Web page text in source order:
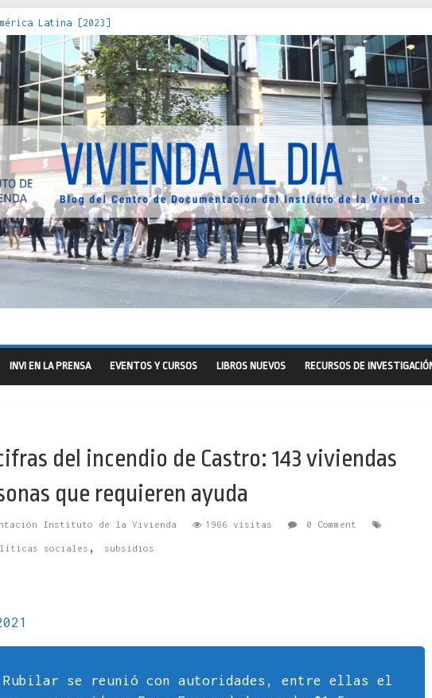
Latina [2023]
de los Estados : políticas, prácticas y representaciones [2022]
el acero : hacia una teoría crítica de las fronteras latinoamericanas
vivienda adecuada [2019]
del Seguro Obrero en Santiago : un patrimonio emblemático [2014]
INVI EN LA PRENSA EVENTOS Y CURSOS LIBROS NUEVOS RECURSOS DE
del incendio de Castro: 143 viviendas
que requieren ayuda
Instituto de la Vivienda 1966 visitas 0 Comment
sociales , subsidios
se reunió con autoridades, entre ellas el